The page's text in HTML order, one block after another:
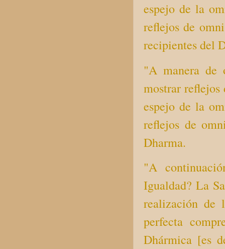
espejo de la
reflejos de
recipientes del
"A manera de
mostrar reflejos
espejo de la
reflejos de
Dharma.
"A
Igualdad? La
realización de
perfecta
Dhármica [es